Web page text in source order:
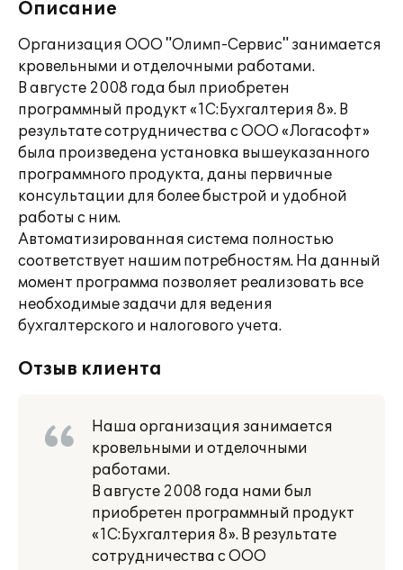
Описание
Организация ООО "Олимп-Сервис" занимается
кровельными и отделочными работами.
В августе 2008 года был приобретен
программный продукт «1С:Бухгалтерия 8». В
результате сотрудничества с ООО «Логасофт»
была произведена установка вышеуказанного
программного продукта, даны первичные
консультации для более быстрой и удобной
работы с ним.
Автоматизированная система полностью
соответствует нашим потребностям. На данный
момент программа позволяет реализовать все
необходимые задачи для ведения
бухгалтерского и налогового учета.
Отзыв клиента
Наша организация занимается
кровельными и отделочными
работами.
В августе 2008 года нами был
приобретен программный продукт
«1С:Бухгалтерия 8». В результате
сотрудничества с ООО